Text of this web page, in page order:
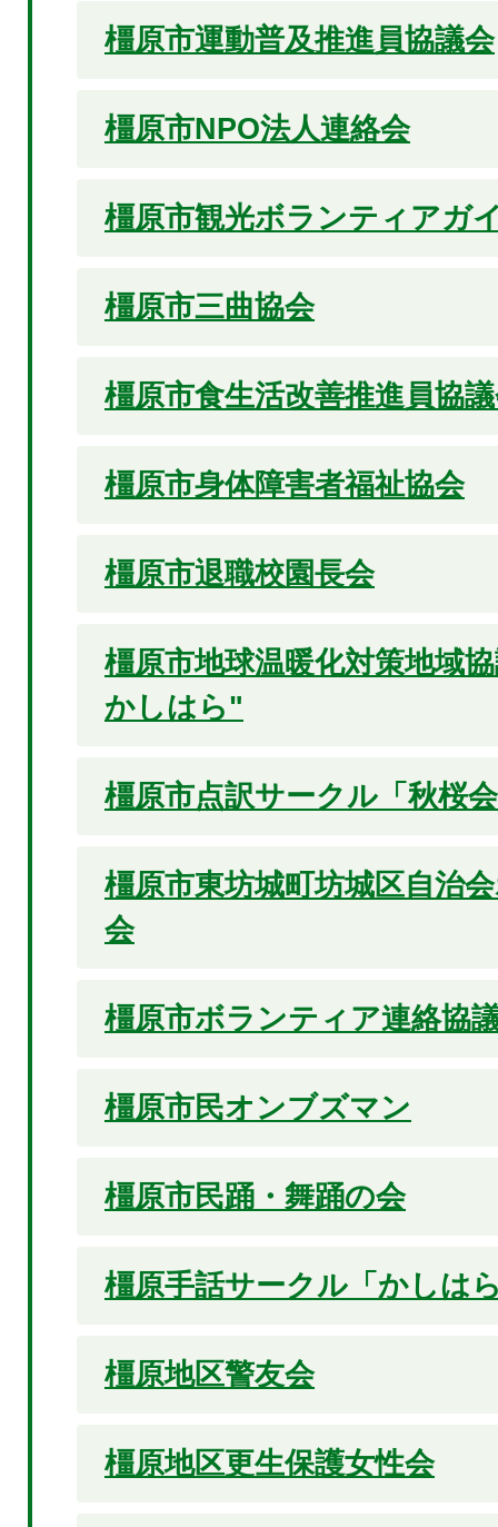
橿原市運動普及推進員協議会
橿原市NPO法人連絡会
橿原市観光ボランティアガ
橿原市三曲協会
橿原市食生活改善推進員協
橿原市身体障害者福祉協会
橿原市退職校園長会
橿原市地球温暖化対策地域
かしはら"
橿原市点訳サークル「秋桜
橿原市東坊城町坊城区自治
会
橿原市ボランティア連絡協
橿原市民オンブズマン
橿原市民踊・舞踊の会
橿原手話サークル「かしは
橿原地区警友会
橿原地区更生保護女性会